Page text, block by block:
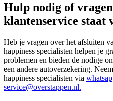
Hulp nodig of
klantenservice staat
Heb je vragen over het afsluiten
happiness specialisten helpen je
problemen en bieden de nodige
een andere autoverzekering.
happiness specialisten via
service@overstappen.nl.